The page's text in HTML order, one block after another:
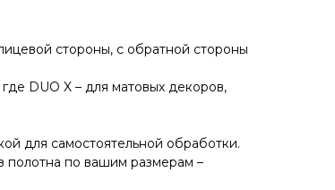
стороны, с обратной стороны
DUO X – для матовых декоров,
для самостоятельной обработки.
полотна по вашим размерам –